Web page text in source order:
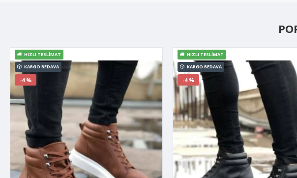
KARGO BEDAVA
HIZLI TESLIMAT
-4 %
KARGO BEDAVA
HIZLI TESLIMAT
-4 %